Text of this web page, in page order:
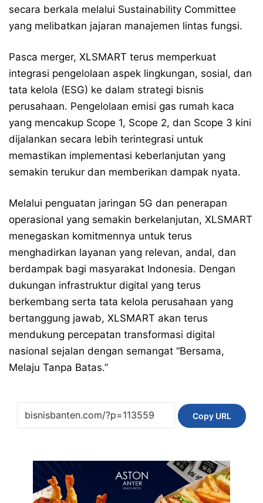
secara berkala melalui Sustainability Committee
yang melibatkan jajaran manajemen lintas fungsi.
Pasca merger, XLSMART terus memperkuat
integrasi pengelolaan aspek lingkungan, sosial, dan
tata kelola (ESG) ke dalam strategi bisnis
perusahaan. Pengelolaan emisi gas rumah kaca
yang mencakup Scope 1, Scope 2, dan Scope 3 kini
dijalankan secara lebih terintegrasi untuk
memastikan implementasi keberlanjutan yang
semakin terukur dan memberikan dampak nyata.
Melalui penguatan jaringan 5G dan penerapan
operasional yang semakin berkelanjutan, XLSMART
menegaskan komitmennya untuk terus
menghadirkan layanan yang relevan, andal, dan
berdampak bagi masyarakat Indonesia. Dengan
dukungan infrastruktur digital yang terus
berkembang serta tata kelola perusahaan yang
bertanggung jawab, XLSMART akan terus
mendukung percepatan transformasi digital
nasional sejalan dengan semangat “Bersama,
Melaju Tanpa Batas.”
Copy URL